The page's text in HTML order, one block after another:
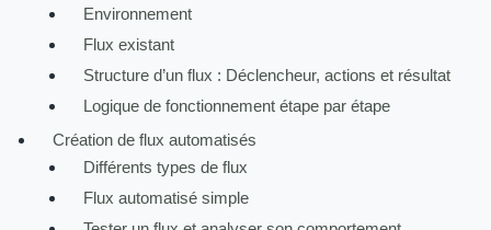
Environnement
Flux existant
Structure d’un flux : Déclencheur, actions et résultat
Logique de fonctionnement étape par étape
Création de flux automatisés
Différents types de flux
Flux automatisé simple